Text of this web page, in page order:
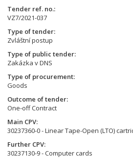
Tender ref. no.
VZ7/2021-037
Type of tender
Zvláštní postup
Type of public tender
Zakázka v DNS
Type of procurement
Goods
Outcome of tender
One-off Contract
Main CPV
30237360-0 - Linear Tape-Open (LTO)
Further CPV
30237130-9 - Computer cards